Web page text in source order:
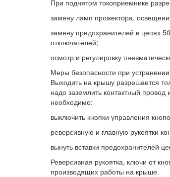
При поднятом токоприемнике
замену ламп прожектора,
замену предохранителей в цепях
отключателей;
осмотр и регулировку
Меры безопасности при
Выходить на крышу разрешается
надо заземлить контактный
необходимо:
выключить кнопки управления
реверсивную и главную рукоятки
вынуть вставки предохранителей
Реверсивная рукоятка, ключи от
производящих работы на крыше.